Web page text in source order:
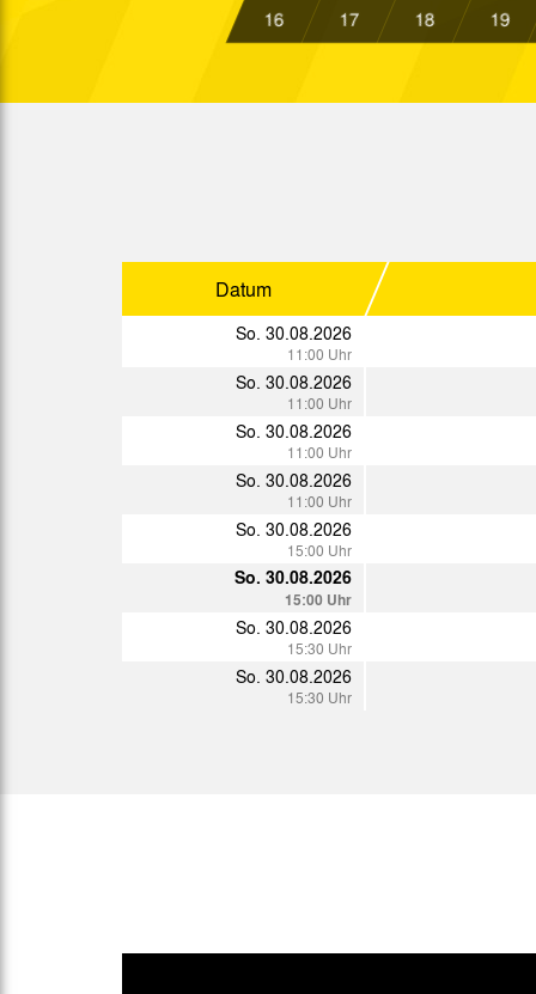
So. 20.12.2026
15:00 Uhr
Krei. So. 28.02.2027
15:00 Uhr
Krei. So. 07.03.2027
11:00 Uhr
So. 14.03.2027
15:00 Uhr
So. 21.03.2027
11:00 Uhr
So. 04.04.2027
15:00 Uhr
So. 11.04.2027
13:00 Uhr
So. 18.04.2027
15:00 Uhr
So. 25.04.2027
11:00 Uhr
So. 02.05.2027
15:00 Uhr
So. 09.05.2027
16 17 18 19
Datum
So. 30.08.2026
11:00 Uhr
So. 30.08.2026
11:00 Uhr
So. 30.08.2026
11:00 Uhr
So. 30.08.2026
11:00 Uhr
So. 30.08.2026
15:00 Uhr
So. 30.08.2026
15:00 Uhr
So. 30.08.2026
15:30 Uhr
So. 30.08.2026
15:30 Uhr